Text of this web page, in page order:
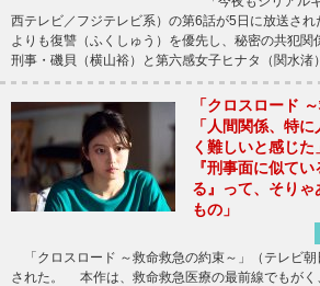
西テレビ／フジテレビ系）の第6話が5日に放送さ
よりも復讐（ふくしゅう）を優先し、秘密の共犯関
刑事・磯貝（横山裕）と第六感女子ヒナタ（関水
「クロスロード
「人間関係、特
く難しいと感じ
『刑事面に似て
る』って、そり
もの」
「クロスロード ～救命救急の約束～」（テレビ
された。 本作は、救命救急医療の最前線でもがく